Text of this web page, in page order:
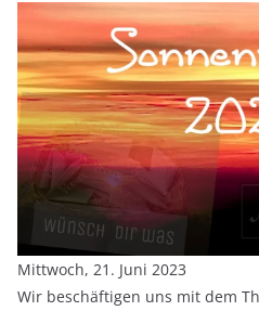
Mittwoch, 21. Juni 2023
Wir beschäftigen uns mit dem